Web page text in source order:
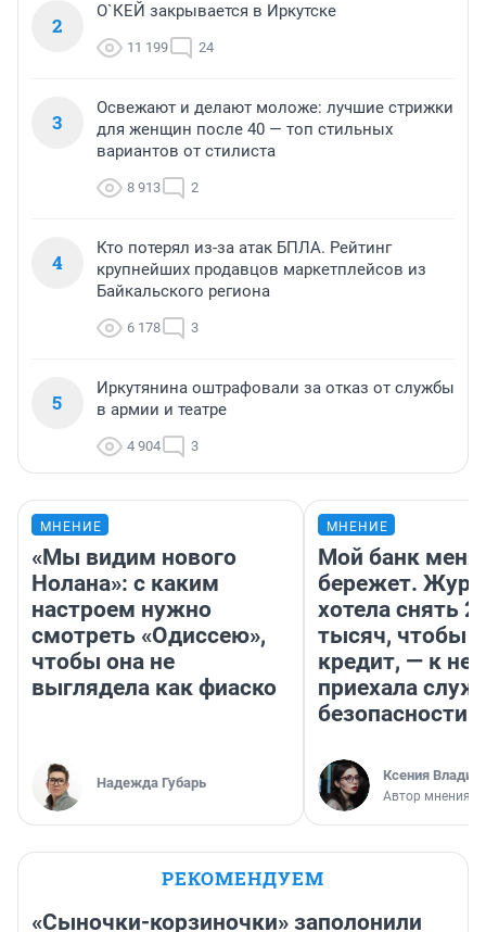
2
О`КЕЙ закрывается в Иркутске
11 199 24
3
Освежают и делают моложе: лучшие стрижки
для женщин после 40 — топ стильных
вариантов от стилиста
8 913 2
4
Кто потерял из-за атак БПЛА. Рейтинг
крупнейших продавцов маркетплейсов из
Байкальского региона
6 178 3
5
Иркутянина оштрафовали за отказ от службы
в армии и театре
4 904 3
МНЕНИЕ
«Мы видим нового
Нолана»: с каким
настроем нужно
смотреть «Одиссею»,
чтобы она не
выглядела как фиаско
Надежда Губарь
МНЕНИЕ
Мой банк меня
бережет.
хотела снять
тысяч, чтобы
кредит, — к
приехала
безопасности
Ксения
Автор мнения
РЕКОМЕНДУЕМ
«Сыночки-корзиночки» заполонили